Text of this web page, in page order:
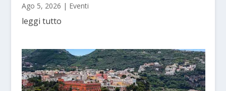
Ago 5, 2026 | Eventi
leggi tutto